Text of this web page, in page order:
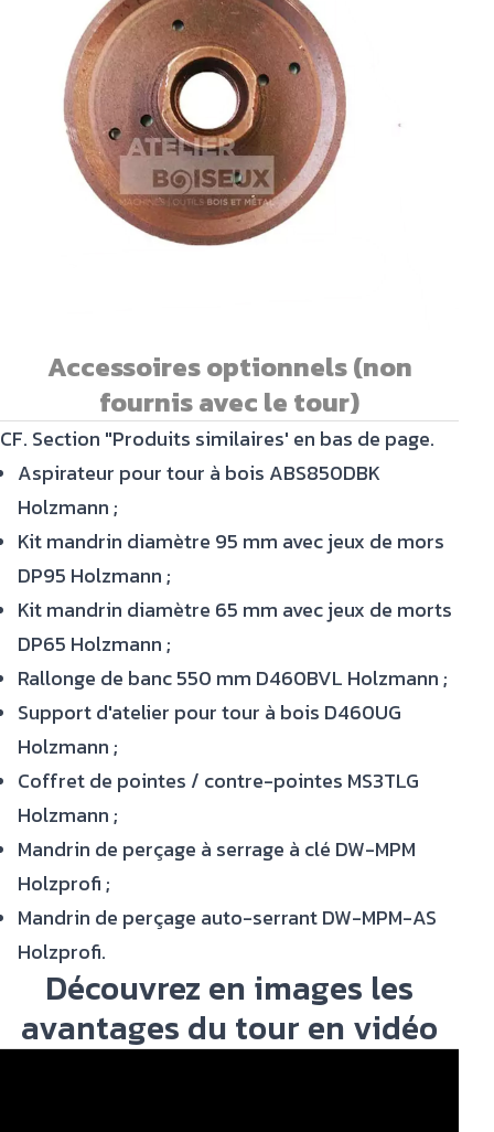
Accessoires optionnels (non
fournis avec le tour)
CF. Section "Produits similaires' en bas de page.
Aspirateur pour tour à bois ABS850DBK
Holzmann ;
Kit mandrin diamètre 95 mm avec jeux de mors
DP95 Holzmann ;
Kit mandrin diamètre 65 mm avec jeux de morts
DP65 Holzmann ;
Rallonge de banc 550 mm D460BVL Holzmann ;
Support d'atelier pour tour à bois D460UG
Holzmann ;
Coffret de pointes / contre-pointes MS3TLG
Holzmann ;
Mandrin de perçage à serrage à clé DW-MPM
Holzprofi ;
Mandrin de perçage auto-serrant DW-MPM-AS
Holzprofi.
Découvrez en images les
avantages du tour en vidéo